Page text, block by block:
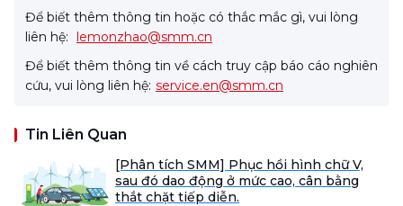
Để biết thêm thông tin hoặc có thắc mắc gì, vui lòng
liên hệ: lemonzhao@smm.cn
Để biết thêm thông tin về cách truy cập báo cáo nghiên
cứu, vui lòng liên hệ: service.en@smm.cn
Tin Liên Quan
[Phân tích SMM] Phục hồi hình chữ V,
sau đó dao động ở mức cao, cân bằng
thắt chặt tiếp diễn.